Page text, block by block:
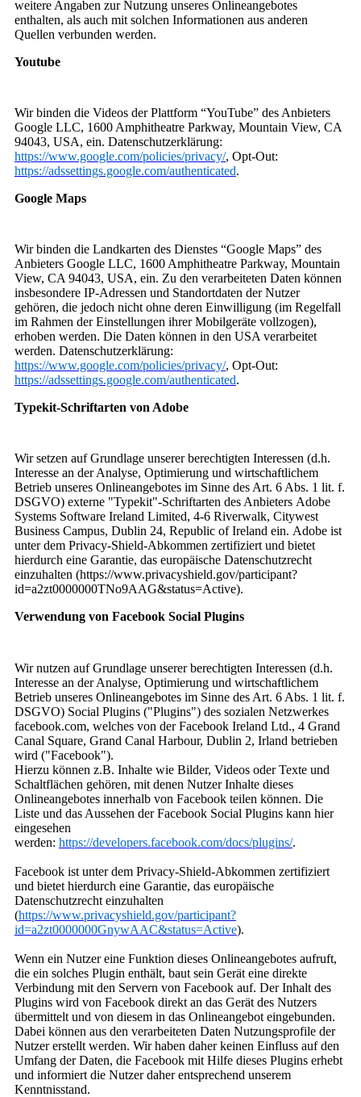
weitere Angaben zur Nutzung unseres Onlineangebotes
enthalten, als auch mit solchen Informationen aus anderen
Quellen verbunden werden.
Youtube
Wir binden die Videos der Plattform “YouTube” des Anbieters
Google LLC, 1600 Amphitheatre Parkway, Mountain View, CA
94043, USA, ein. Datenschutzerklärung:
https://www.google.com/policies/privacy/, Opt-Out:
https://adssettings.google.com/authenticated.
Google Maps
Wir binden die Landkarten des Dienstes “Google Maps” des
Anbieters Google LLC, 1600 Amphitheatre Parkway, Mountain
View, CA 94043, USA, ein. Zu den verarbeiteten Daten können
insbesondere IP-Adressen und Standortdaten der Nutzer
gehören, die jedoch nicht ohne deren Einwilligung (im Regelfall
im Rahmen der Einstellungen ihrer Mobilgeräte vollzogen),
erhoben werden. Die Daten können in den USA verarbeitet
werden. Datenschutzerklärung:
https://www.google.com/policies/privacy/, Opt-Out:
https://adssettings.google.com/authenticated.
Typekit-Schriftarten von Adobe
Wir setzen auf Grundlage unserer berechtigten Interessen (d.h.
Interesse an der Analyse, Optimierung und wirtschaftlichem
Betrieb unseres Onlineangebotes im Sinne des Art. 6 Abs. 1 lit. f.
DSGVO) externe "Typekit"-Schriftarten des Anbieters Adobe
Systems Software Ireland Limited, 4-6 Riverwalk, Citywest
Business Campus, Dublin 24, Republic of Ireland ein. Adobe ist
unter dem Privacy-Shield-Abkommen zertifiziert und bietet
hierdurch eine Garantie, das europäische Datenschutzrecht
einzuhalten (https://www.privacyshield.gov/participant?
id=a2zt0000000TNo9AAG&status=Active).
Verwendung von Facebook Social Plugins
Wir nutzen auf Grundlage unserer berechtigten Interessen (d.h.
Interesse an der Analyse, Optimierung und wirtschaftlichem
Betrieb unseres Onlineangebotes im Sinne des Art. 6 Abs. 1 lit. f.
DSGVO) Social Plugins ("Plugins") des sozialen Netzwerkes
facebook.com, welches von der Facebook Ireland Ltd., 4 Grand
Canal Square, Grand Canal Harbour, Dublin 2, Irland betrieben
wird ("Facebook").
Hierzu können z.B. Inhalte wie Bilder, Videos oder Texte und
Schaltflächen gehören, mit denen Nutzer Inhalte dieses
Onlineangebotes innerhalb von Facebook teilen können. Die
Liste und das Aussehen der Facebook Social Plugins kann hier
eingesehen
werden: https://developers.facebook.com/docs/plugins/.
Facebook ist unter dem Privacy-Shield-Abkommen zertifiziert
und bietet hierdurch eine Garantie, das europäische
Datenschutzrecht einzuhalten
(https://www.privacyshield.gov/participant?
id=a2zt0000000GnywAAC&status=Active).
Wenn ein Nutzer eine Funktion dieses Onlineangebotes aufruft,
die ein solches Plugin enthält, baut sein Gerät eine direkte
Verbindung mit den Servern von Facebook auf. Der Inhalt des
Plugins wird von Facebook direkt an das Gerät des Nutzers
übermittelt und von diesem in das Onlineangebot eingebunden.
Dabei können aus den verarbeiteten Daten Nutzungsprofile der
Nutzer erstellt werden. Wir haben daher keinen Einfluss auf den
Umfang der Daten, die Facebook mit Hilfe dieses Plugins erhebt
und informiert die Nutzer daher entsprechend unserem
Kenntnisstand.